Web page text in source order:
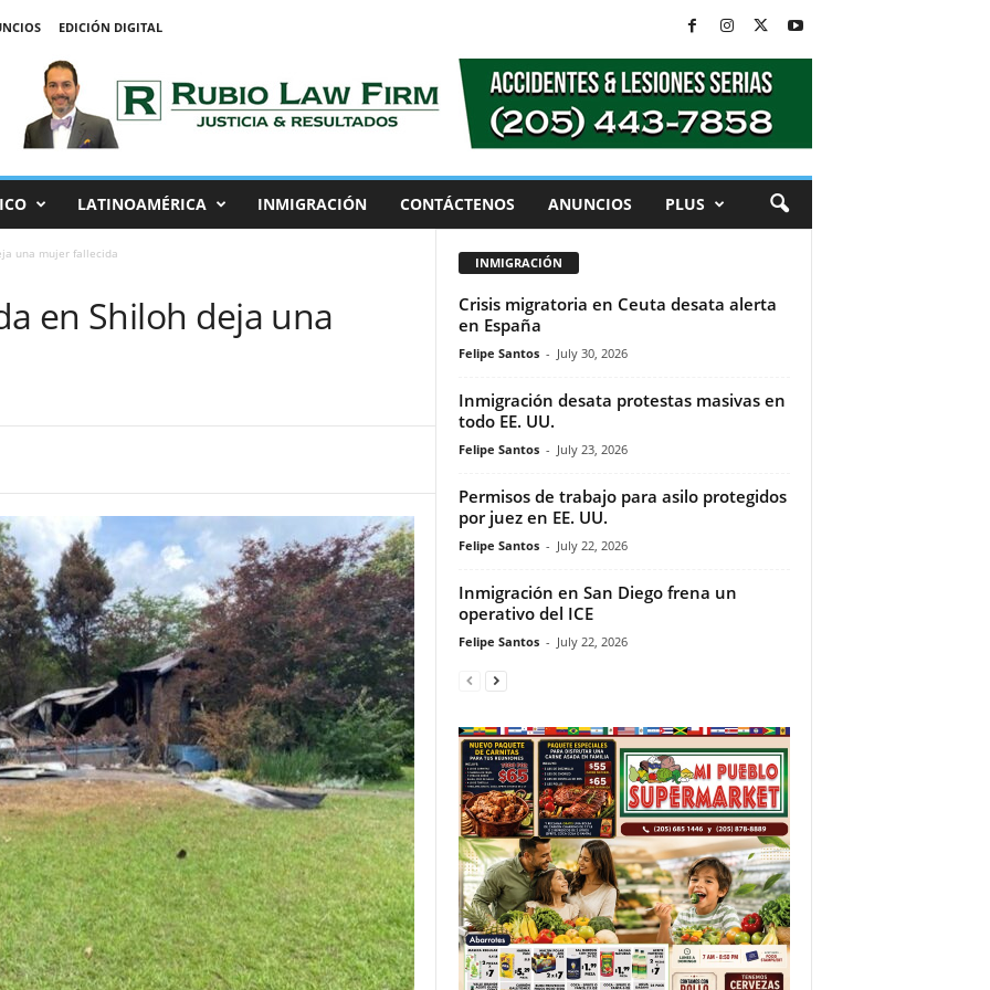
EDICIÓN DIGITAL
LATINOAMÉRICA INMIGRACIÓN CONTÁCTENOS ANUNCIOS PLUS
una mujer fallecida
en Shiloh deja una
INMIGRACIÓN
Crisis migratoria en Ceuta desata alerta
en España
Felipe Santos - July 30, 2026
Inmigración desata protestas masivas en
todo EE. UU.
Felipe Santos - July 23, 2026
Permisos de trabajo para asilo protegidos
por juez en EE. UU.
Felipe Santos - July 22, 2026
Inmigración en San Diego frena un
operativo del ICE
Felipe Santos - July 22, 2026